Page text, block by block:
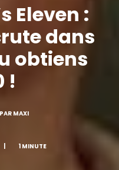
Eleven :
dans
obtiens
!
MAXI
| 1 MINUTE